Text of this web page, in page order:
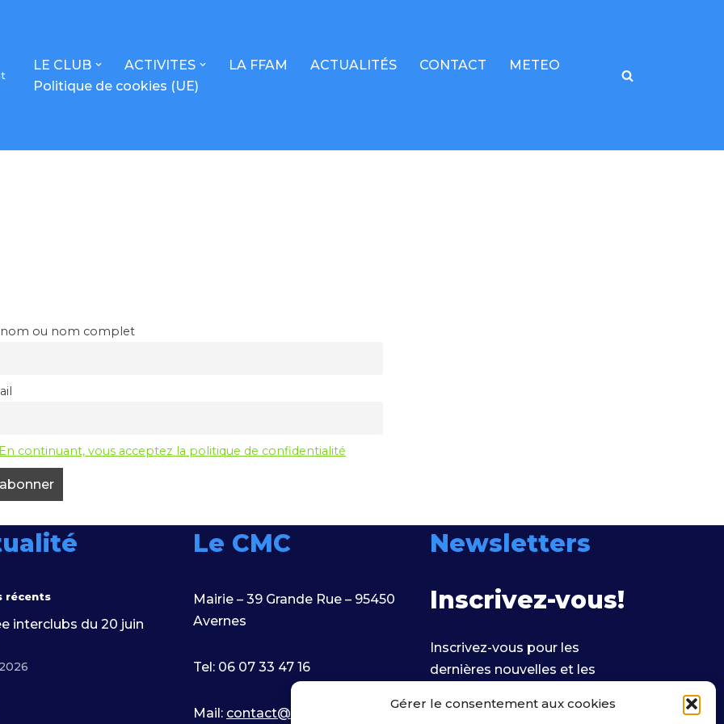
Gérer le consentement aux cookies
LE CLUB ACTIVITES LA FFAM ACTUALITÉS CONTACT
METEO
Politique de cookies (UE)
ou nom complet
En continuant, vous acceptez la politique de confidentialité
récents
interclubs du 20 juin
Le CMC
Mairie – 39 Grande Rue – 95450
Avernes
Tel: 06 07 33 47 16
Mail: contact@cmc95.fr
Newsletters
Inscrivez-vous!
Inscrivez-vous pour les
dernières nouvelles et les